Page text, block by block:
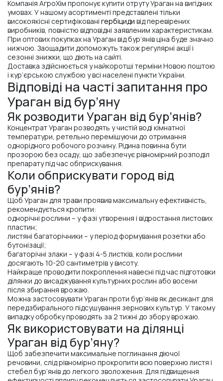
Компанія АгроХім пропонує купити отруту Ураган на вигідних
умовах. У нашому асортименті представлені тільки
високоякісні сертифіковані гербіциди від перевірених
виробників, повністю відповідні заявленим характеристикам.
При оптових покупках на Ураган від бур’янів ціна буде значно
нижчою. Заощадити допоможуть також регулярні акції і
сезонні знижки, що діють на сайті.
Доставка здійснюється у найкоротші терміни Новою поштою
і кур’єрською службою у всі населені пункти України.
Відповіді на часті запитання про
Ураган від бур’яну
Як розводити Ураган від бур’янів?
Концентрат Ураган розводять у чистій воді кімнатної
температури, ретельно перемішуючи до отримання
однорідного робочого розчину. Рідина повинна бути
прозорою без осаду, що забезпечує рівномірний розподіл
препарату під час обприскування.
Коли обприскувати город від
бур’янів?
Щоб Ураган для трави проявив максимальну ефективність,
рекомендується кропити:
однорічні рослини – у фазі утворення і відростання листових
пластин;
листяні багаторічники – у період формування розетки або
бутонізації;
багаторічні злаки – у фазі 4-5 листків, коли рослини
досягають 10-20 сантиметрів у висоту.
Найкраще проводити покроплення навесні під час підготовки
ділянки до висаджування культурних рослин або восени
після збирання врожаю.
Можна застосовувати Ураган проти бур’янів як десикант для
передзбирального підсушування зернових культур. У такому
випадку обробку проводять за 2 тижні до збору врожаю.
Як використовувати на ділянці
Ураган від бур’яну?
Щоб забезпечити максимальне поглинання діючої
речовини, слід рівномірно прокропити всю поверхню листя і
стебел бур’янів до легкого зволоження. Для підвищення